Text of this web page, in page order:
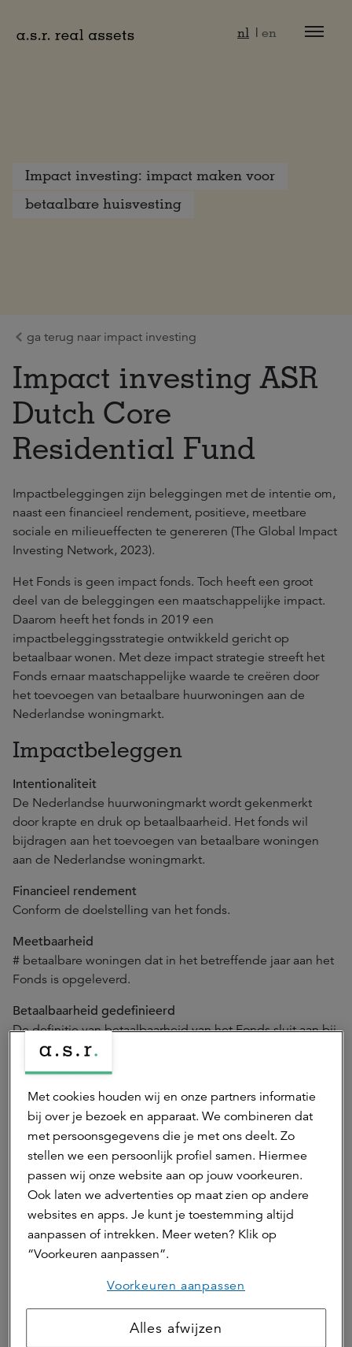
nl en
Impact investing: impact maken voor
betaalbare huisvesting
ga terug naar impact investing
Impact investing ASR
Dutch Core
Residential Fund
Impactbeleggingen zijn beleggingen met de intentie om,
naast een financieel rendement, positieve, meetbare
sociale en milieueffecten te genereren (The Global Impact
Investing Network, 2023).
Het Fonds is geen impact fonds. Toch heeft een groot
deel van de beleggingen een maatschappelijke impact.
Daarom heeft het fonds in 2019 een
impactbeleggingsstrategie ontwikkeld gericht op
betaalbaar wonen. Met deze impact strategie streeft het
Fonds ernaar maatschappelijke waarde te creëren door
het toevoegen van betaalbare huurwoningen aan de
Nederlandse woningmarkt.
Impactbeleggen
Intentionaliteit
De Nederlandse huurwoningmarkt wordt gekenmerkt
door krapte en druk op betaalbaarheid. Het fonds wil
bijdragen aan het toevoegen van betaalbare woningen
aan de Nederlandse woningmarkt.
Financieel rendement
Conform de doelstelling van het fonds.
Meetbaarheid
# betaalbare woningen dat in het betreffende jaar aan het
Fonds is opgeleverd.
Betaalbaarheid gedefinieerd
De definitie van betaalbaarheid van het Fonds sluit aan bij
de normen voor maatschappelijk verantwoorde
woonlasten (zoals vastgesteld door Nibud), waarbij ook
kenmerken en structurele niet-huurgerelateerde
woonlasten. Om de maximaal betaalbare huurprijs te
berekenen voor activa die binnen de impactstrategie
vallen, hanteert het Fonds een formule om de betaalbare
basishuur voor nieuw gebouwde activa te bepalen:
Betaalbare basishuur = (35% x lokaal mediaan
besteedbaar huishoudinkomen) – lokale structurele niet-
huurgerelateerde woonlasten.
Deze aanpak resulteert in een op maat bepaalde
toegevoegd object en weerspiegelt de overtuiging van
het Fonds dat er geen universele definitie van
Met cookies houden wij en onze partners informatie
bij over je bezoek en apparaat. We combineren dat
met persoonsgegevens die je met ons deelt. Zo
stellen we een persoonlijk profiel samen. Hiermee
passen wij onze website aan op jouw voorkeuren.
Ook laten we advertenties op maat zien op andere
websites en apps. Je kunt je toestemming altijd
aanpassen of intrekken. Meer weten? Klik op
“Voorkeuren aanpassen”.
Voorkeuren aanpassen
Alles afwijzen